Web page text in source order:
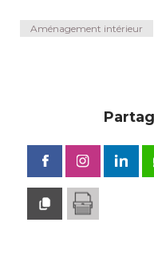
Aménagement intérieur